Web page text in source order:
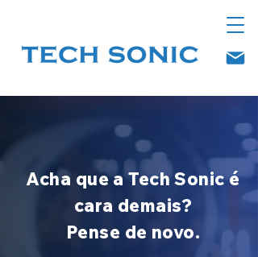
Acha que a Tech Sonic é
cara demais?
Pense de novo.